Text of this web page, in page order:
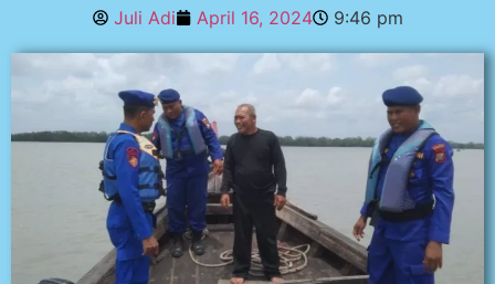
Juli Adi April 16, 2024 9:46 pm